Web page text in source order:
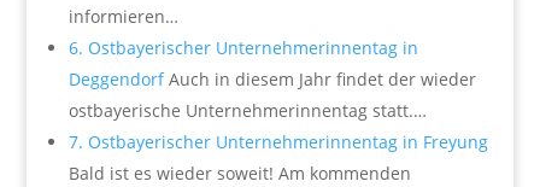
informieren…
6. Ostbayerischer Unternehmerinnentag in
DeggendorfAuch in diesem Jahr findet der wieder
ostbayerische Unternehmerinnentag statt.…
7. Ostbayerischer Unternehmerinnentag in Freyung
Bald ist es wieder soweit! Am kommenden